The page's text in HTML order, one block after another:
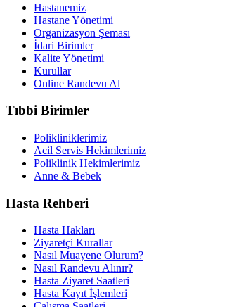
Hastanemiz
Hastane Yönetimi
Organizasyon Şeması
İdari Birimler
Kalite Yönetimi
Kurullar
Online Randevu Al
Tıbbi Birimler
Polikliniklerimiz
Acil Servis Hekimlerimiz
Poliklinik Hekimlerimiz
Anne & Bebek
Hasta Rehberi
Hasta Hakları
Ziyaretçi Kurallar
Nasıl Muayene Olurum?
Nasıl Randevu Alınır?
Hasta Ziyaret Saatleri
Hasta Kayıt İşlemleri